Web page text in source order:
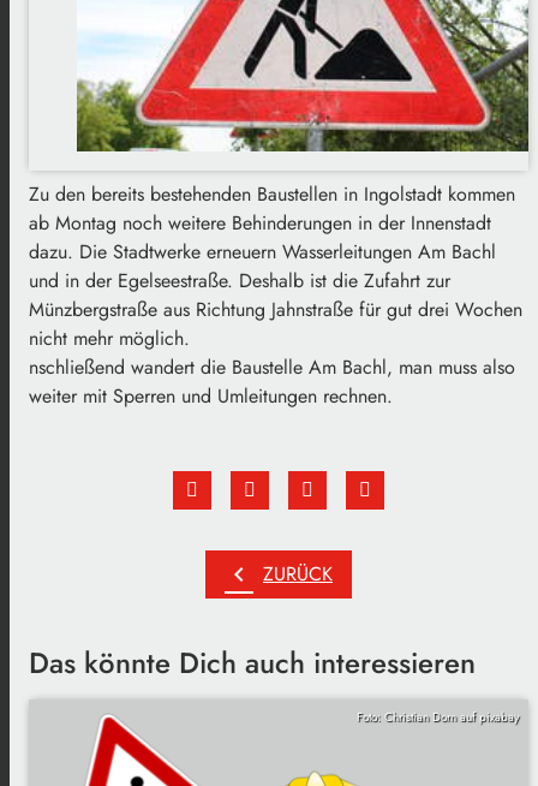
Zu den bereits bestehenden Baustellen in Ingolstadt kommen
ab Montag noch weitere Behinderungen in der Innenstadt
dazu. Die Stadtwerke erneuern Wasserleitungen Am Bachl
und in der Egelseestraße. Deshalb ist die Zufahrt zur
Münzbergstraße aus Richtung Jahnstraße für gut drei Wochen
nicht mehr möglich.
nschließend wandert die Baustelle Am Bachl, man muss also
weiter mit Sperren und Umleitungen rechnen.
chevron_left ZURÜCK
Das könnte Dich auch interessieren
Foto: Christian Dorn auf pixabay